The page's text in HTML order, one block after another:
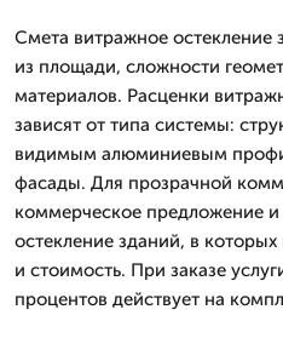
Смета витражное остекление
из площади, сложности
материалов. Расценки
зависят от типа системы:
видимым алюминиевым
фасады. Для прозрачной
коммерческое предложение
остекление зданий, в
и стоимость. При заказе
процентов действует на